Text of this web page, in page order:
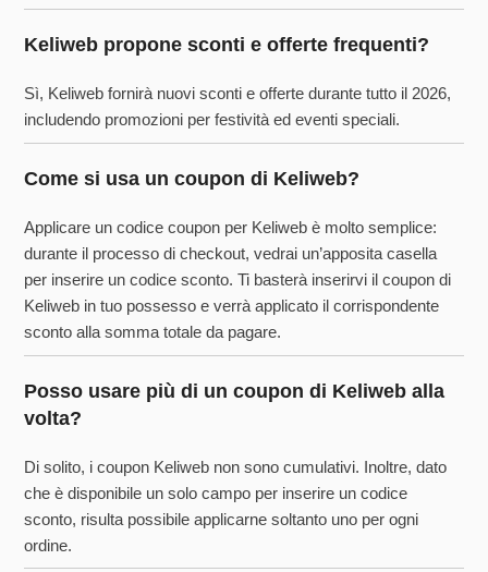
Keliweb propone sconti e offerte frequenti?
Sì, Keliweb fornirà nuovi sconti e offerte durante tutto il 2026,
includendo promozioni per festività ed eventi speciali.
Come si usa un coupon di Keliweb?
Applicare un codice coupon per Keliweb è molto semplice:
durante il processo di checkout, vedrai un’apposita casella
per inserire un codice sconto. Ti basterà inserirvi il coupon di
Keliweb in tuo possesso e verrà applicato il corrispondente
sconto alla somma totale da pagare.
Posso usare più di un coupon di Keliweb alla
volta?
Di solito, i coupon Keliweb non sono cumulativi. Inoltre, dato
che è disponibile un solo campo per inserire un codice
sconto, risulta possibile applicarne soltanto uno per ogni
ordine.